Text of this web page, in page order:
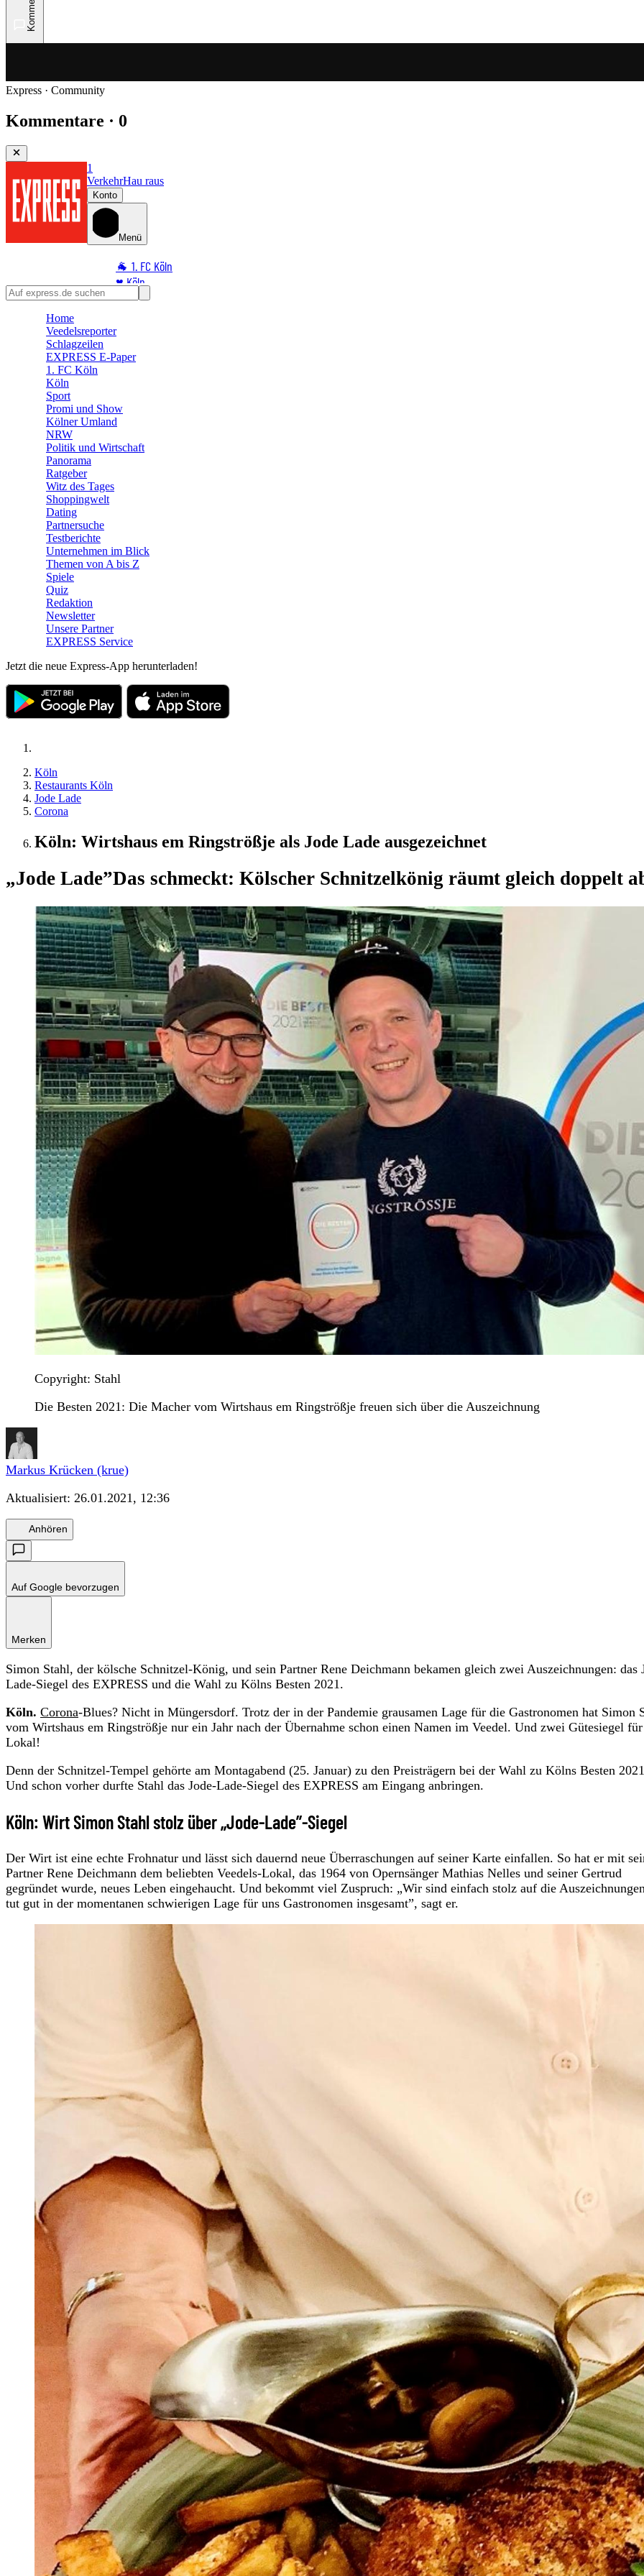
Express · Community
Kommentare · 0
1
VerkehrHau raus
Konto
Menü
🐐 1. FC Köln
♥️ Köln
⭐ Promi
🛒 Shoppingwelt
🧩 Spiele
Home
Veedelsreporter
Schlagzeilen
EXPRESS E-Paper
1. FC Köln
Köln
Sport
Promi und Show
Kölner Umland
NRW
Politik und Wirtschaft
Panorama
Ratgeber
Witz des Tages
Shoppingwelt
Dating
Partnersuche
Testberichte
Unternehmen im Blick
Themen von A bis Z
Spiele
Quiz
Redaktion
Newsletter
Unsere Partner
EXPRESS Service
Jetzt die neue Express-App herunterladen!
Köln
Restaurants Köln
Jode Lade
Corona
Köln: Wirtshaus em Ringströßje als Jode Lade ausgezeichnet
„Jode Lade”Das schmeckt: Kölscher Schnitzelkönig räumt gleich doppelt
Copyright: Stahl
Die Besten 2021: Die Macher vom Wirtshaus em Ringströßje freuen sich über die Auszeichnung
Markus Krücken (krue)
Aktualisiert: 26.01.2021, 12:36
Anhören
Auf Google bevorzugen
Merken
Simon Stahl, der kölsche Schnitzel-König, und sein Partner Rene Deichmann bekamen gleich zwei Auszeichnungen: das
Lade-Siegel des EXPRESS und die Wahl zu Kölns Besten 2021.
Köln. Corona-Blues? Nicht in Müngersdorf. Trotz der in der Pandemie grausamen Lage für die Gastronomen hat Simon
vom Wirtshaus em Ringströßje nur ein Jahr nach der Übernahme schon einen Namen im Veedel. Und zwei Gütesiegel
Lokal!
Denn der Schnitzel-Tempel gehörte am Montagabend (25. Januar) zu den Preisträgern bei der Wahl zu Kölns Besten
Und schon vorher durfte Stahl das Jode-Lade-Siegel des EXPRESS am Eingang anbringen.
Köln: Wirt Simon Stahl stolz über „Jode-Lade”-Siegel
Der Wirt ist eine echte Frohnatur und lässt sich dauernd neue Überraschungen auf seiner Karte einfallen. So hat er mit
Partner Rene Deichmann dem beliebten Veedels-Lokal, das 1964 von Opernsänger Mathias Nelles und seiner Gertrud
gegründet wurde, neues Leben eingehaucht. Und bekommt viel Zuspruch: „Wir sind einfach stolz auf die
tut gut in der momentanen schwierigen Lage für uns Gastronomen insgesamt”, sagt er.